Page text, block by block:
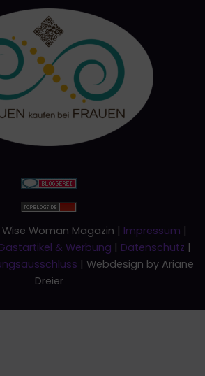
Woman Magazin | Impressum |
& Werbung | Datenschutz |
| Webdesign by Ariane
Dreier